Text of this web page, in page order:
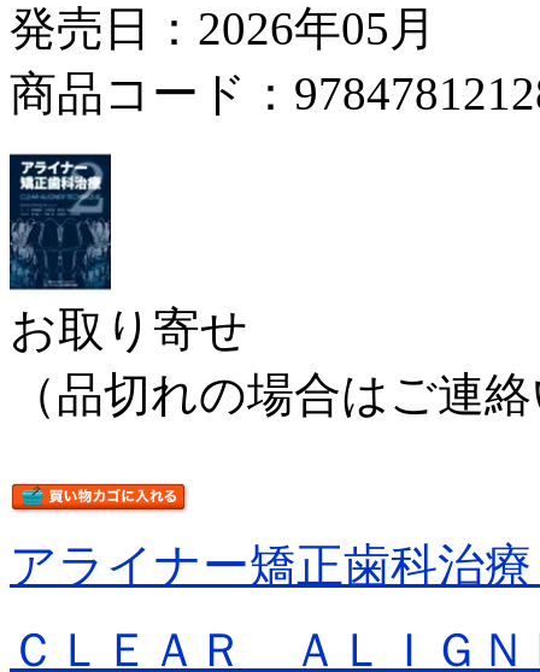
発売日：2026年05月
商品コード：
お取り寄せ
（品切れの場合はご連
アライナー矯正歯科治
ＣＬＥＡＲ ＡＬＩＧ